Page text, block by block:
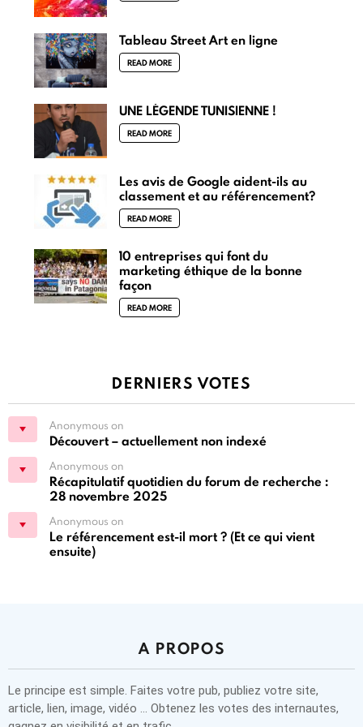
Tableau Street Art en ligne
READ MORE
UNE LÉGENDE TUNISIENNE !
READ MORE
Les avis de Google aident-ils au
classement et au référencement?
READ MORE
10 entreprises qui font du
marketing éthique de la bonne
façon
READ MORE
DERNIERS VOTES
Anonymous on
Découvert – actuellement non indexé
Anonymous on
Récapitulatif quotidien du forum de recherche :
28 novembre 2025
Anonymous on
Le référencement est-il mort ? (Et ce qui vient
ensuite)
A PROPOS
Le principe est simple. Faites votre pub, publiez votre site,
article, lien, image, vidéo … Obtenez les votes des internautes,